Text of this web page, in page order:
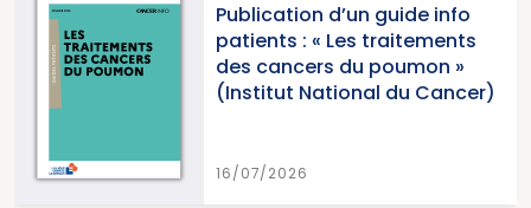
Publication d’un guide info
patients : « Les traitements
des cancers du poumon »
(Institut National du Cancer)
16/07/2026